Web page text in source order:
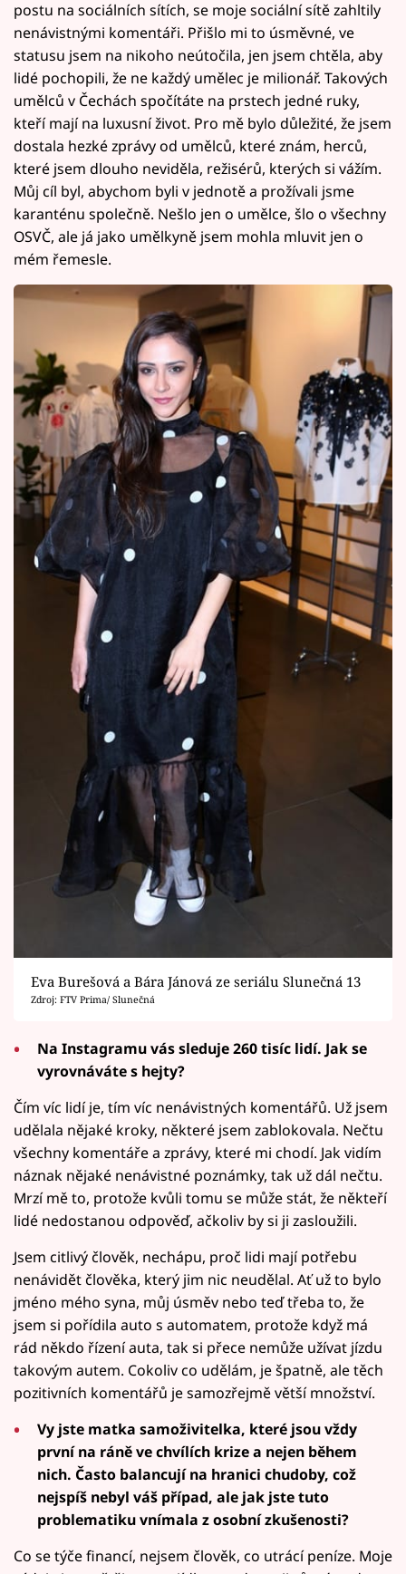
postu na sociálních sítích, se moje sociální sítě zahltily
nenávistnými komentáři. Přišlo mi to úsměvné, ve
statusu jsem na nikoho neútočila, jen jsem chtěla, aby
lidé pochopili, že ne každý umělec je milionář. Takových
umělců v Čechách spočítáte na prstech jedné ruky,
kteří mají na luxusní život. Pro mě bylo důležité, že jsem
dostala hezké zprávy od umělců, které znám, herců,
které jsem dlouho neviděla, režisérů, kterých si vážím.
Můj cíl byl, abychom byli v jednotě a prožívali jsme
karanténu společně. Nešlo jen o umělce, šlo o všechny
OSVČ, ale já jako umělkyně jsem mohla mluvit jen o
mém řemesle.
Eva Burešová a Bára Jánová ze seriálu Slunečná 13
Zdroj: FTV Prima/ Slunečná
Na Instagramu vás sleduje 260 tisíc lidí. Jak se
vyrovnáváte s hejty?
Čím víc lidí je, tím víc nenávistných komentářů. Už jsem
udělala nějaké kroky, některé jsem zablokovala. Nečtu
všechny komentáře a zprávy, které mi chodí. Jak vidím
náznak nějaké nenávistné poznámky, tak už dál nečtu.
Mrzí mě to, protože kvůli tomu se může stát, že někteří
lidé nedostanou odpověď, ačkoliv by si ji zasloužili.
Jsem citlivý člověk, nechápu, proč lidi mají potřebu
nenávidět člověka, který jim nic neudělal. Ať už to bylo
jméno mého syna, můj úsměv nebo teď třeba to, že
jsem si pořídila auto s automatem, protože když má
rád někdo řízení auta, tak si přece nemůže užívat jízdu
takovým autem. Cokoliv co udělám, je špatně, ale těch
pozitivních komentářů je samozřejmě větší množství.
Vy jste matka samoživitelka, které jsou vždy
první na ráně ve chvílích krize a nejen během
nich. Často balancují na hranici chudoby, což
nejspíš nebyl váš případ, ale jak jste tuto
problematiku vnímala z osobní zkušenosti?
Co se týče financí, nejsem člověk, co utrácí peníze. Moje